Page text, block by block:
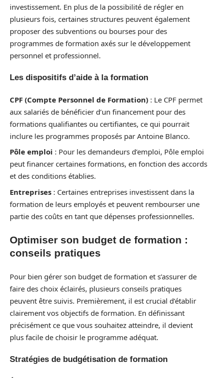
investissement. En plus de la possibilité de régler en
plusieurs fois, certaines structures peuvent également
proposer des subventions ou bourses pour des
programmes de formation axés sur le développement
personnel et professionnel.
Les dispositifs d’aide à la formation
CPF (Compte Personnel de Formation) : Le CPF permet
aux salariés de bénéficier d’un financement pour des
formations qualifiantes ou certifiantes, ce qui pourrait
inclure les programmes proposés par Antoine Blanco.
Pôle emploi : Pour les demandeurs d’emploi, Pôle emploi
peut financer certaines formations, en fonction des accords
et des conditions établies.
Entreprises : Certaines entreprises investissent dans la
formation de leurs employés et peuvent rembourser une
partie des coûts en tant que dépenses professionnelles.
Optimiser son budget de formation :
conseils pratiques
Pour bien gérer son budget de formation et s’assurer de
faire des choix éclairés, plusieurs conseils pratiques
peuvent être suivis. Premièrement, il est crucial d’établir
clairement vos objectifs de formation. En définissant
précisément ce que vous souhaitez atteindre, il devient
plus facile de choisir le programme adéquat.
Stratégies de budgétisation de formation